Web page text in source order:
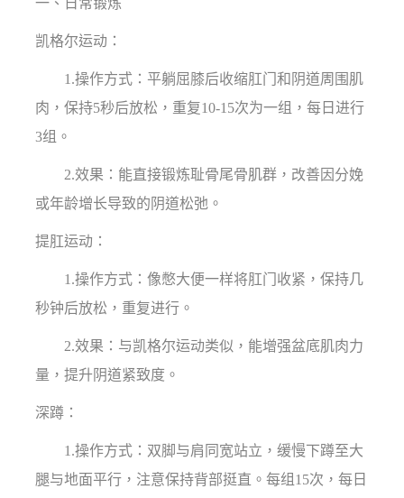
一、日常锻炼
凯格尔运动：
1.操作方式：平躺屈膝后收缩肛门和阴道周围肌
肉，保持5秒后放松，重复10-15次为一组，每日进行
3组。
2.效果：能直接锻炼耻骨尾骨肌群，改善因分娩
或年龄增长导致的阴道松弛。
提肛运动：
1.操作方式：像憋大便一样将肛门收紧，保持几
秒钟后放松，重复进行。
2.效果：与凯格尔运动类似，能增强盆底肌肉力
量，提升阴道紧致度。
深蹲：
1.操作方式：双脚与肩同宽站立，缓慢下蹲至大
腿与地面平行，注意保持背部挺直。每组15次，每日